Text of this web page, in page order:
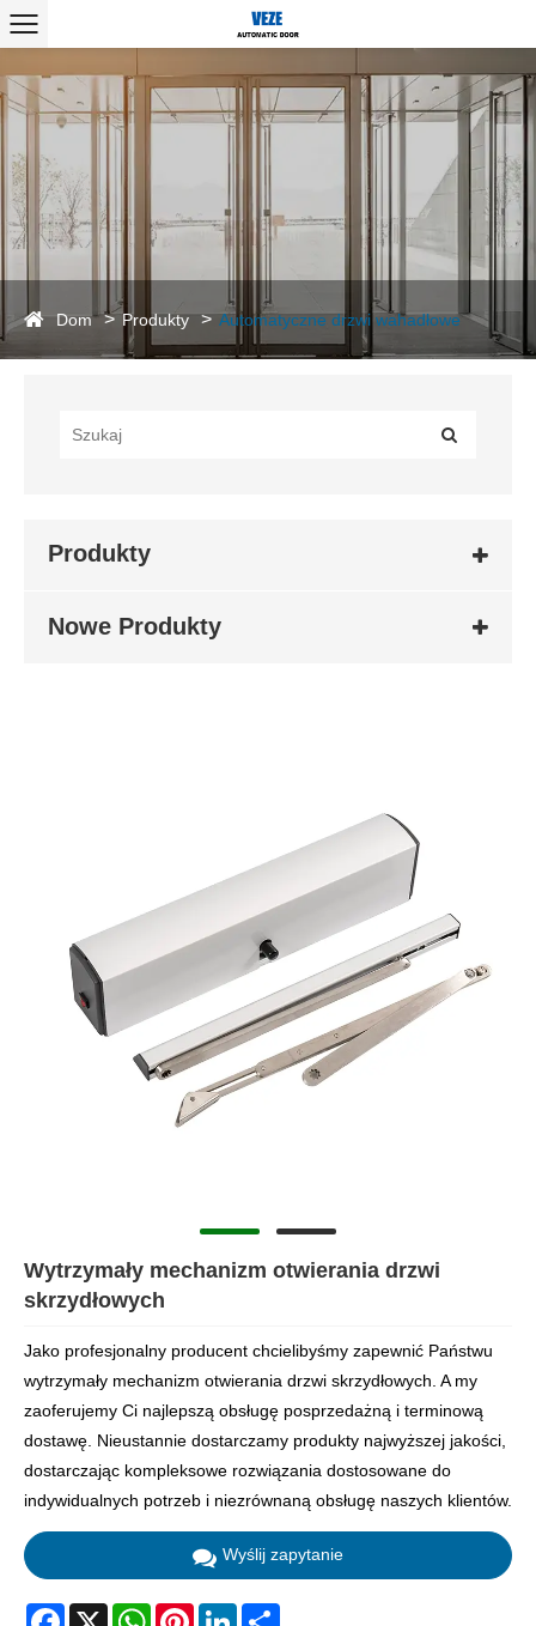
Dom Produkty Automatyczne drzwi wahadłowe
Produkty
Nowe Produkty
Wytrzymały mechanizm otwierania drzwi
skrzydłowych
Jako profesjonalny producent chcielibyśmy zapewnić Państwu
wytrzymały mechanizm otwierania drzwi skrzydłowych. A my
zaoferujemy Ci najlepszą obsługę posprzedażną i terminową
dostawę. Nieustannie dostarczamy produkty najwyższej jakości,
dostarczając kompleksowe rozwiązania dostosowane do
indywidualnych potrzeb i niezrównaną obsługę naszych klientów.
Wyślij zapytanie
Facebook
X WhatsAppPinterestLinkedIn